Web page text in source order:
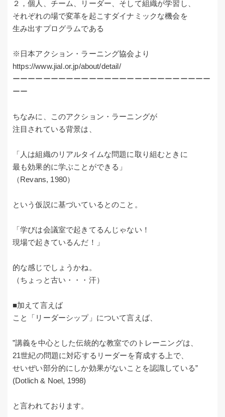
２，個人、チーム、リーダー、そして組織が学習し、
それぞれの場で変革を起こすダイナミックな機会を
生み出すプログラムである
※日本アクション・ラーニング協会より
https://www.jial.or.jp/about/detail/
ーーーーーーーーーーーーーーーーーーーーーーーーーー
ーー
ちなみに、このアクション・ラーニングが
注目されている背景は、
「人は組織のリアルタイムな問題に取り組むときに
最も効果的に学ぶことができる」
（Revans, 1980）
という仮説に基づいているとのこと。
「学びは会議室で起きてるんじゃない！
現場で起きているんだ！」
的な感じでしょうかね。
（ちょっと古い・・・汗）
■加えて言えば
こと「リーダーシップ」について言えば、
”講義を中心とした伝統的な教室でのトレーニングは、
21世紀の問題に対応するリーダーを育成する上で、
せいぜい部分的にしか効果がないことを認識している”
(Dotlich & Noel, 1998)
と言われております。